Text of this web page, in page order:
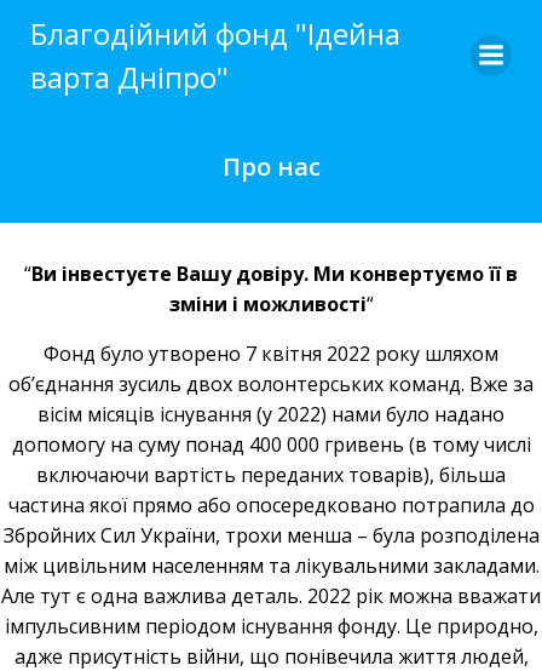
to
Благодійний фонд "Ідейна
варта Дніпро"
Про нас
“Ви інвестуєте Вашу довіру. Ми конвертуємо її в
зміни і можливості“
Фонд було утворено 7 квітня 2022 року шляхом
об’єднання зусиль двох волонтерських команд. Вже за
вісім місяців існування (у 2022) нами було надано
допомогу на суму понад 400 000 гривень (в тому числі
включаючи вартість переданих товарів), більша
частина якої прямо або опосередковано потрапила до
Збройних Сил України, трохи менша – була розподілена
між цивільним населенням та лікувальними закладами.
Але тут є одна важлива деталь. 2022 рік можна вважати
імпульсивним періодом існування фонду. Це природно,
адже присутність війни, що понівечила життя людей,